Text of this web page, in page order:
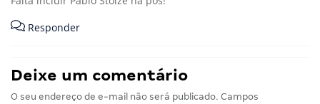
Responder
Deixe um comentário
O seu endereço de e-mail não será publicado. Campos